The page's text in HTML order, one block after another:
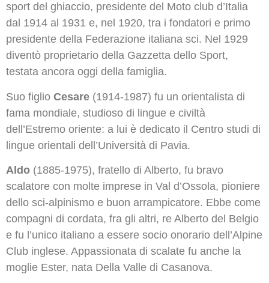
sport del ghiaccio, presidente del Moto club d’Italia
dal 1914 al 1931 e, nel 1920, tra i fondatori e primo
presidente della Federazione italiana sci. Nel 1929
diventò proprietario della Gazzetta dello Sport,
testata ancora oggi della famiglia.
Suo figlio Cesare (1914-1987) fu un orientalista di
fama mondiale, studioso di lingue e civiltà
dell’Estremo oriente: a lui è dedicato il Centro studi di
lingue orientali dell’Università di Pavia.
Aldo (1885-1975), fratello di Alberto, fu bravo
scalatore con molte imprese in Val d’Ossola, pioniere
dello sci-alpinismo e buon arrampicatore. Ebbe come
compagni di cordata, fra gli altri, re Alberto del Belgio
e fu l’unico italiano a essere socio onorario dell’Alpine
Club inglese. Appassionata di scalate fu anche la
moglie Ester, nata Della Valle di Casanova.